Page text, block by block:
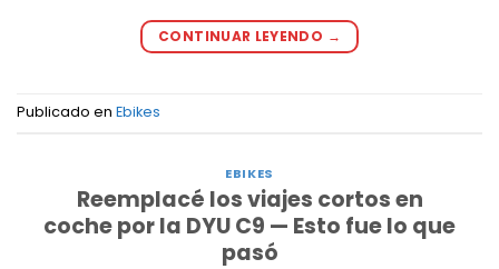
CONTINUAR LEYENDO →
Publicado en Ebikes
EBIKES
Reemplacé los viajes cortos en
coche por la DYU C9 — Esto fue lo que
pasó